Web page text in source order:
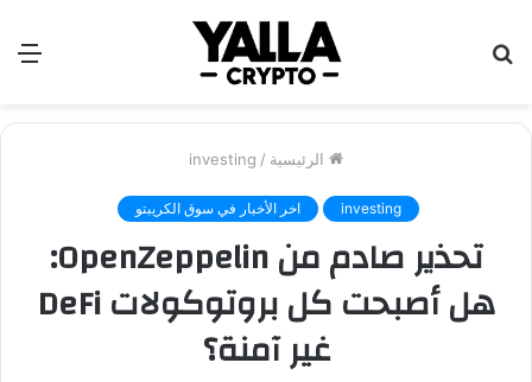
الرئيسية /
investing
investing اخر الأخبار في سوق الكريبتو
تحذير صادم من OpenZeppelin:
هل أصبحت كل بروتوكولات DeFi
غير آمنة؟